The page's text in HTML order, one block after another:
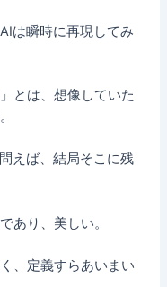
は瞬時に再現してみ
とは、想像していた
えば、結局そこに残
あり、美しい。
、定義すらあいまい